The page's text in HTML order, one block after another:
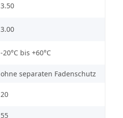
3.50
3.00
-20°C bis +60°C
ohne separaten Fadenschutz
20
55